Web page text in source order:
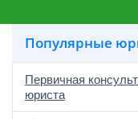
Популярные
Первичная
юриста